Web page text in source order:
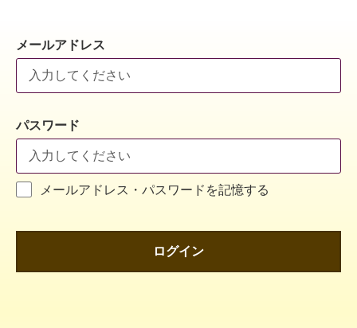
メールアドレス
パスワード
メールアドレス・パスワードを記憶する
ログイン